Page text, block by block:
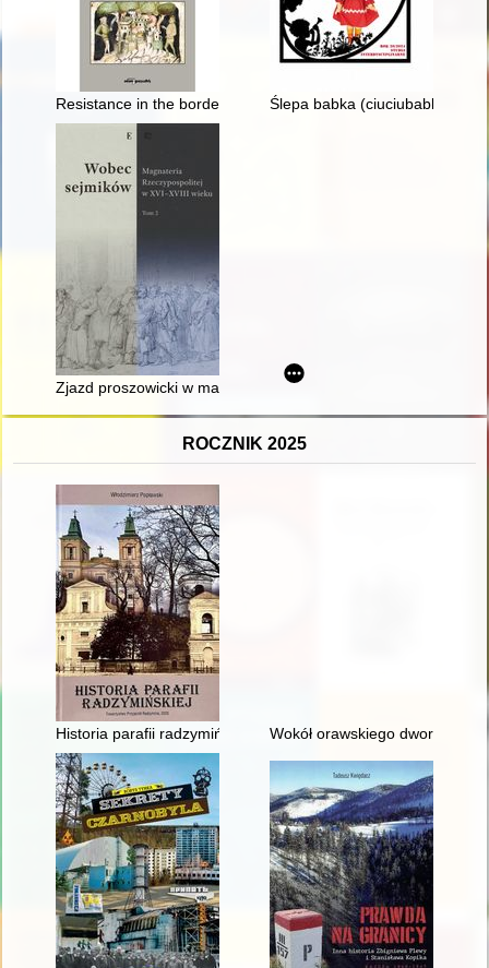
Resistance in the borderland : the expeditions of prince
Ślepa babka (ciuciubabka) :
Zjazd proszowicki w marcu 1733 r. : przyczynek do dziejów
ROCZNIK 2025
Historia parafii radzymińskiej Wokół orawskiego dworu :